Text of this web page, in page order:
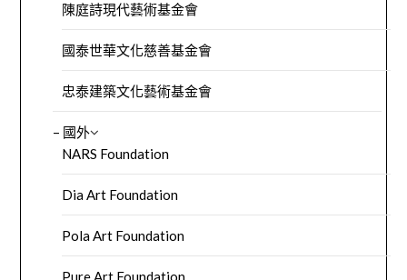
陳庭詩現代藝術基金會
國泰世華文化慈善基金會
忠泰建築文化藝術基金會
– 國外
NARS Foundation
Dia Art Foundation
Pola Art Foundation
Pure Art Foundation